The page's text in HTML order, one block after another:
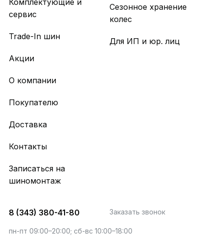
Комплектующие и
сервис
Trade-In шин
Акции
Сезонное хранение
колес
Для ИП и юр. лиц
О компании
Покупателю
Доставка
Контакты
Записаться на
шиномонтаж
8 (343) 380-41-80 Заказать звонок
пн-пт 09:00–20:00; сб-вс 10:00–18:00